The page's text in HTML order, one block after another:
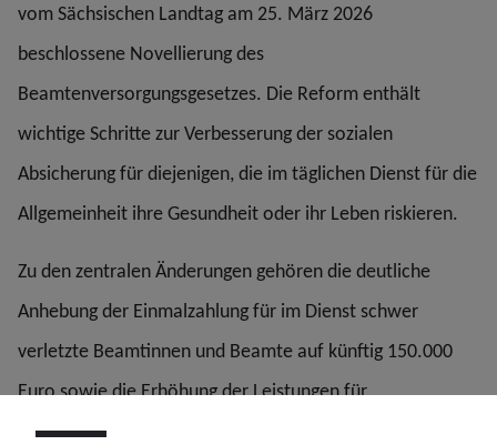
vom Sächsischen Landtag am 25. März 2026
beschlossene Novellierung des
Beamtenversorgungsgesetzes. Die Reform enthält
wichtige Schritte zur Verbesserung der sozialen
Absicherung für diejenigen, die im täglichen Dienst für die
Allgemeinheit ihre Gesundheit oder ihr Leben riskieren.
Zu den zentralen Änderungen gehören die deutliche
Anhebung der Einmalzahlung für im Dienst schwer
verletzte Beamtinnen und Beamte auf künftig 150.000
Euro sowie die Erhöhung der Leistungen für
Hinterbliebene auf jeweils 30.000 Euro. Zudem werden